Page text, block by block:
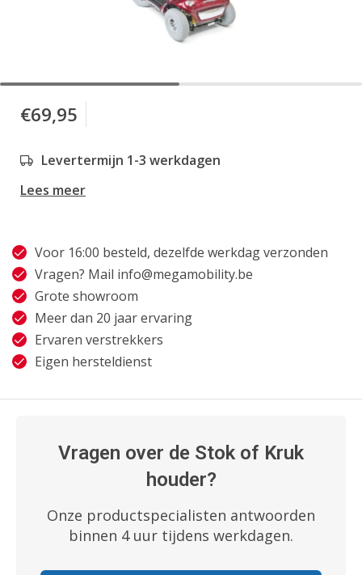
€69,95
Levertermijn 1-3 werkdagen
Lees meer
Voor 16:00 besteld, dezelfde werkdag verzonden
Vragen? Mail info@megamobility.be
Grote showroom
Meer dan 20 jaar ervaring
Ervaren verstrekkers
Eigen hersteldienst
Vragen over de Stok of Kruk
houder?
Onze productspecialisten antwoorden
binnen 4 uur tijdens werkdagen.